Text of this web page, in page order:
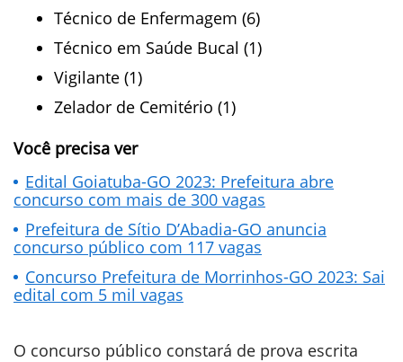
Técnico de Enfermagem (6)
Técnico em Saúde Bucal (1)
Vigilante (1)
Zelador de Cemitério (1)
Você precisa ver
Edital Goiatuba-GO 2023: Prefeitura abre
concurso com mais de 300 vagas
Prefeitura de Sítio D’Abadia-GO anuncia
concurso público com 117 vagas
Concurso Prefeitura de Morrinhos-GO 2023: Sai
edital com 5 mil vagas
O concurso público constará de prova escrita